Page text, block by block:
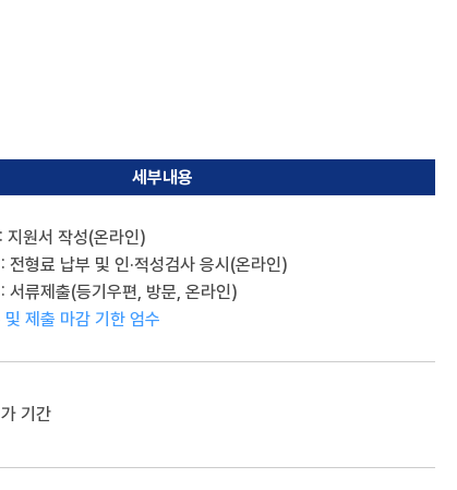
세부내용
지원서 작성(온라인)
전형료 납부 및 인·적성검사 응시(온라인)
서류제출(등기우편, 방문, 온라인)
제출 마감 기한 엄수
기간